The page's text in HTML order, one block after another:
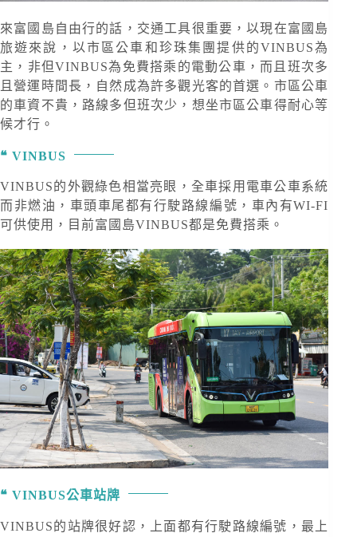
來富國島自由行的話，交通工具很重要，以現在富國島
旅遊來說，以市區公車和珍珠集團提供的VINBUS為
主，非但VINBUS為免費搭乘的電動公車，而且班次多
且營運時間長，自然成為許多觀光客的首選。市區公車
的車資不貴，路線多但班次少，想坐市區公車得耐心等
候才行。
VINBUS
VINBUS的外觀綠色相當亮眼，全車採用電車公車系統
而非燃油，車頭車尾都有行駛路線編號，車內有WI-FI
可供使用，目前富國島VINBUS都是免費搭乘。
VINBUS公車站牌
VINBUS的站牌很好認，上面都有行駛路線編號，最上